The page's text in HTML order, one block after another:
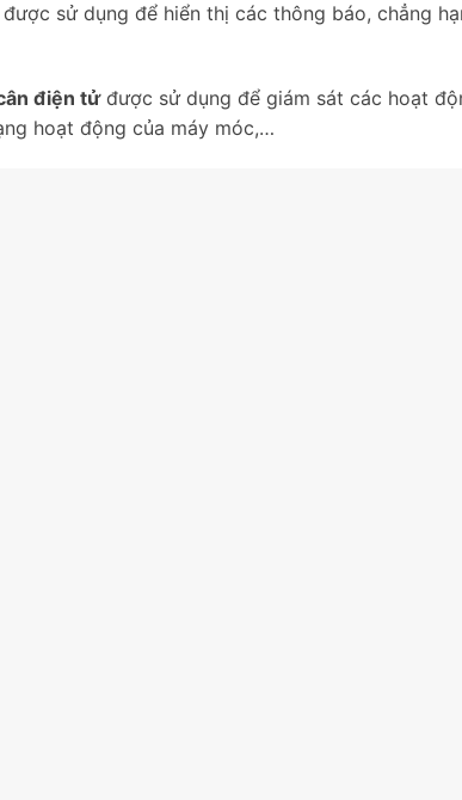
sử dụng để hiển thị các thông báo, chẳng
điện tửđược sử dụng để giám sát các hoạt
hoạt động của máy móc,…